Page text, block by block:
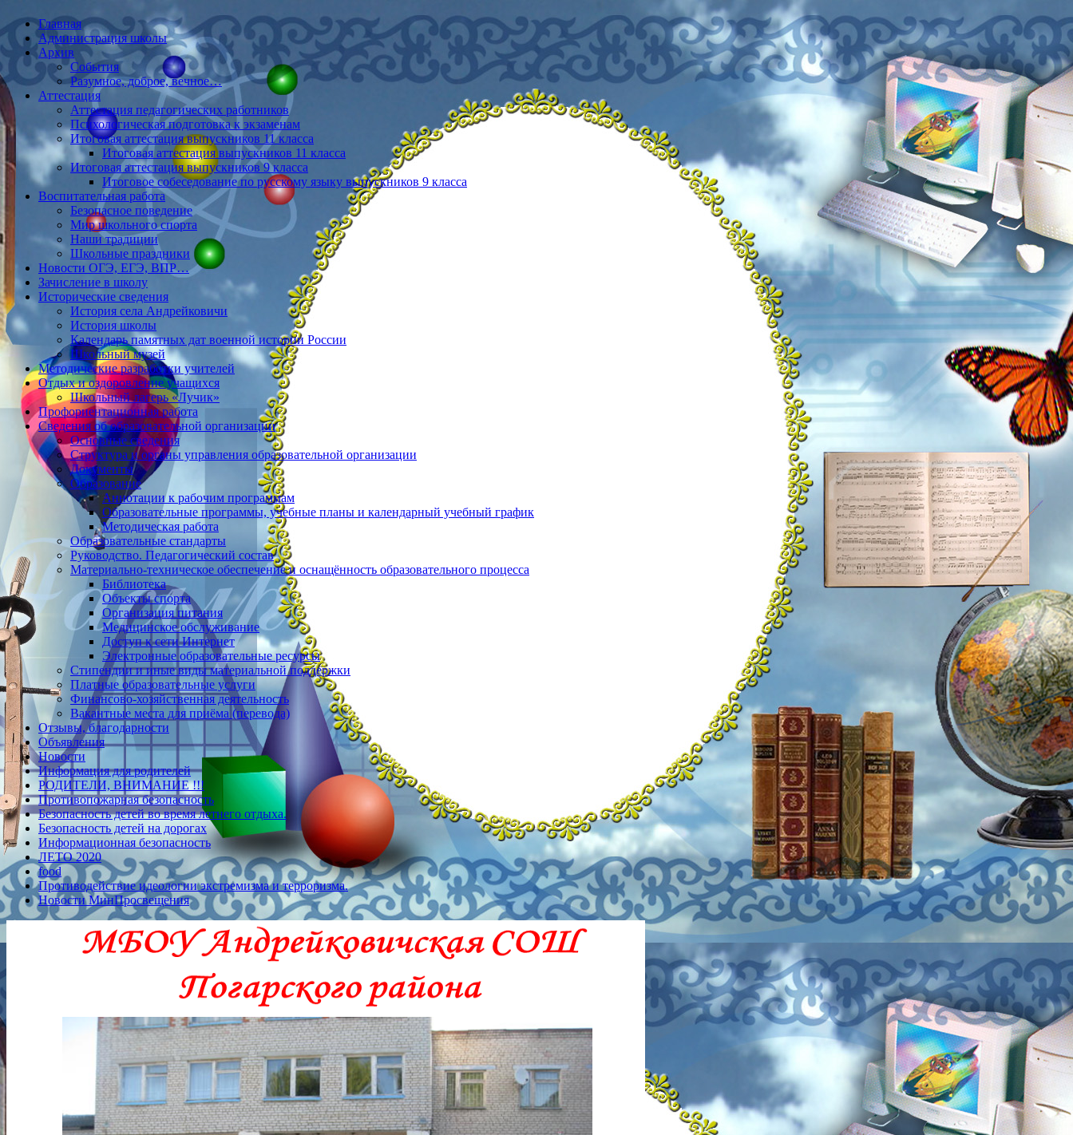
Главная
Администрация школы
Архив
События
Разумное, доброе, вечное…
Аттестация
Аттестация педагогических работников
Психологическая подготовка к экзаменам
Итоговая аттестация выпускников 11 класса
Итоговая аттестация выпускников 11 класса
Итоговая аттестация выпускников 9 класса
Итоговое собеседование по русскому языку выпускников 9 класса
Воспитательная работа
Безопасное поведение
Мир школьного спорта
Наши традиции
Школьные праздники
Новости ОГЭ, ЕГЭ, ВПР…
Зачисление в школу
Исторические сведения
История села Андрейковичи
История школы
Календарь памятных дат военной истории России
Школьный музей
Методические разработки учителей
Отдых и оздоровление учащихся
Школьный лагерь «Лучик»
Профориентационная работа
Сведения об образовательной организации
Основные сведения
Структура и органы управления образовательной организации
Документы
Образование
Аннотации к рабочим программам
Образовательные программы, учебные планы и календарный учебный график
Методическая работа
Образовательные стандарты
Руководство. Педагогический состав
Материально-техническое обеспечение и оснащённость образовательного процесса
Библиотека
Объекты спорта
Организация питания
Медицинское обслуживание
Доступ к сети Интернет
Электронные образовательные ресурсы
Стипендии и иные виды материальной поддержки
Платные образовательные услуги
Финансово-хозяйственная деятельность
Вакантные места для приёма (перевода)
Отзывы, благодарности
Объявления
Новости
Информация для родителей
РОДИТЕЛИ, ВНИМАНИЕ !!!
Противопожарная безопасность
Безопасность детей во время летнего отдыха.
Безопасность детей на дорогах
Информационная безопасность
ЛЕТО 2020
food
Противодействие идеологии экстремизма и терроризма.
Новости МинПросвещения